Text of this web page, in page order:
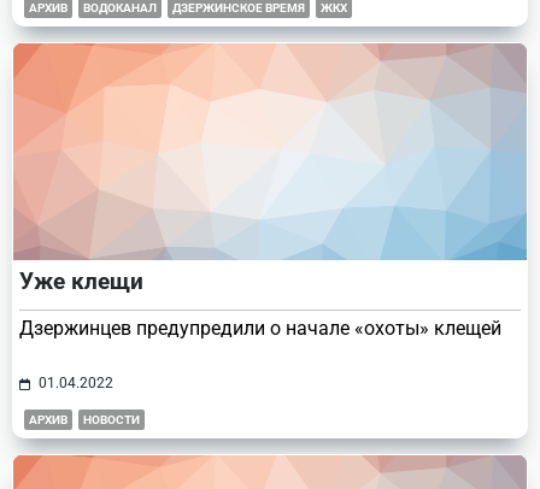
АРХИВ ВОДОКАНАЛ ДЗЕРЖИНСКОЕ ВРЕМЯ ЖКХ
Уже клещи
Дзержинцев предупредили о начале «охоты» клещей
01.04.2022
АРХИВ НОВОСТИ